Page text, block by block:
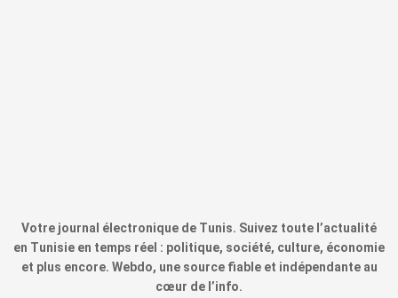
Votre journal électronique de Tunis. Suivez toute l’actualité
en Tunisie en temps réel : politique, société, culture, économie
et plus encore. Webdo, une source fiable et indépendante au
cœur de l’info.